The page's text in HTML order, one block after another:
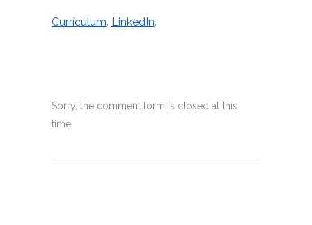
Currículum. LinkedIn.
Sorry, the comment form is closed at this
time.